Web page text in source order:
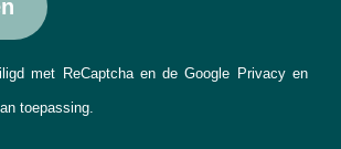
met ReCaptcha en de Google Privacyen
toepassing.